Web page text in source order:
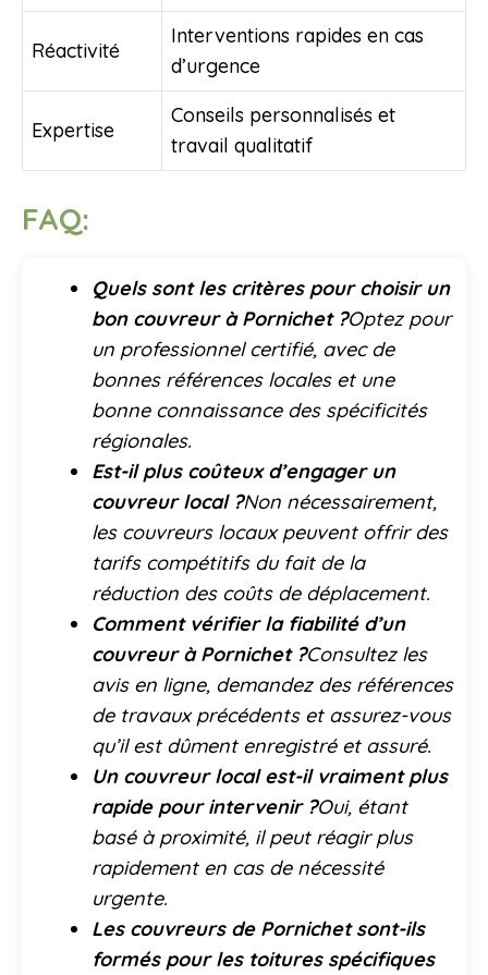
Réactivité
Interventions rapides en cas
d’urgence
Expertise
Conseils personnalisés et
travail qualitatif
FAQ:
Quels sont les critères pour choisir un
bon couvreur à Pornichet ?Optez pour
un professionnel certifié, avec de
bonnes références locales et une
bonne connaissance des spécificités
régionales.
Est-il plus coûteux d’engager un
couvreur local ?Non nécessairement,
les couvreurs locaux peuvent offrir des
tarifs compétitifs du fait de la
réduction des coûts de déplacement.
Comment vérifier la fiabilité d’un
couvreur à Pornichet ?Consultez les
avis en ligne, demandez des références
de travaux précédents et assurez-vous
qu’il est dûment enregistré et assuré.
Un couvreur local est-il vraiment plus
rapide pour intervenir ?Oui, étant
basé à proximité, il peut réagir plus
rapidement en cas de nécessité
urgente.
Les couvreurs de Pornichet sont-ils
formés pour les toitures spécifiques